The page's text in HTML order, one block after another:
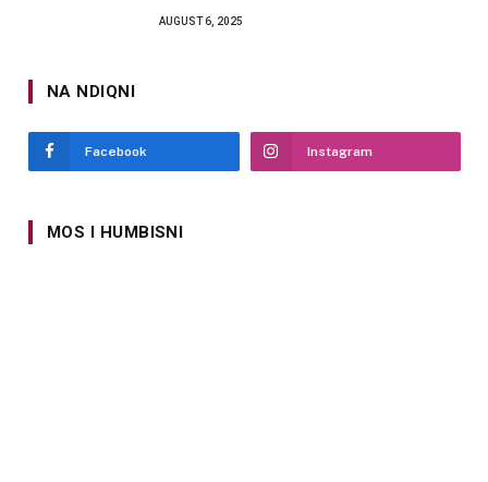
AUGUST 6, 2025
NA NDIQNI
Facebook Instagram
MOS I HUMBISNI